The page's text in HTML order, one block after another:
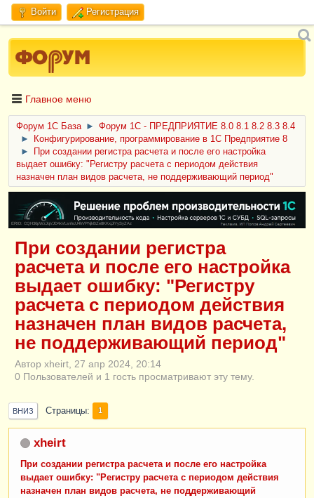
Войти Регистрация
Главное меню
Форум 1C База ►
Форум 1С - ПРЕДПРИЯТИЕ 8.0 8.1 8.2 8.3 8.4
►
Конфигурирование, программирование в 1С Предприятие 8
►
При создании регистра расчета и после его настройка
выдает ошибку: "Регистру расчета с периодом действия
назначен план видов расчета, не поддерживающий период"
ERID: CQH36pWzJqVJD4xVLsnhcU4hVPNjkBZe8KKxjJiYySyZAz
При создании регистра
расчета и после его настройка
выдает ошибку: "Регистру
расчета с периодом действия
назначен план видов расчета,
не поддерживающий период"
Автор xheirt, 27 апр 2024, 20:14
0 Пользователей и 1 гость просматривают эту тему.
ВНИЗ Страницы 1
xheirt
При создании регистра расчета и после его настройка
выдает ошибку: "Регистру расчета с периодом действия
назначен план видов расчета, не поддерживающий